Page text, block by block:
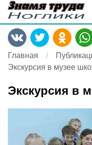
Главная
Экскурсия в музее
Экскурсия в